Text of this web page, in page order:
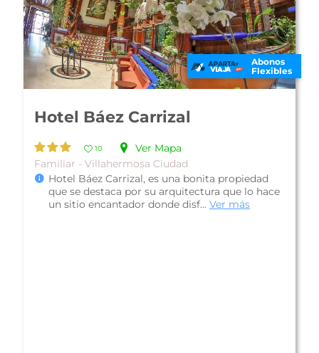
Abonos
Flexibles
Hotel One Villahermosa 2000
10
Ver Mapa
Familiar - Paraíso
Ubicado en la zona de mayor crecimiento de la
ciudad, hotel One Villahermosa 2000 te ofrece
buen servicio, funcionalidad y...Ver más